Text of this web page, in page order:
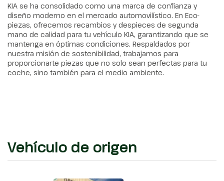
KIA se ha consolidado como una marca de confianza y
diseño moderno en el mercado automovilístico. En Eco-
piezas, ofrecemos recambios y despieces de segunda
mano de calidad para tu vehículo KIA, garantizando que se
mantenga en óptimas condiciones. Respaldados por
nuestra misión de sostenibilidad, trabajamos para
proporcionarte piezas que no solo sean perfectas para tu
coche, sino también para el medio ambiente.
Vehículo de origen